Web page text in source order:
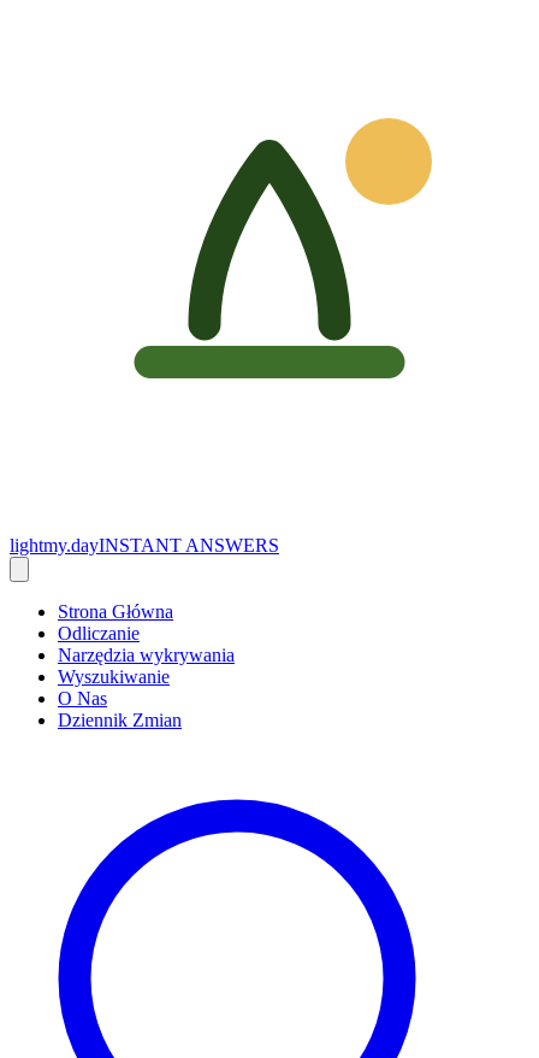
lightmy.dayINSTANT ANSWERS
Strona Główna
Odliczanie
Narzędzia wykrywania
Wyszukiwanie
O Nas
Dziennik Zmian